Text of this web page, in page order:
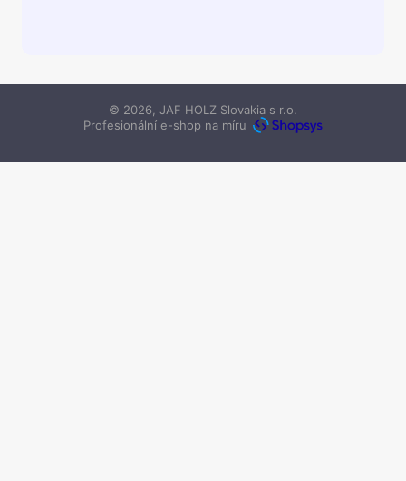
© 2026, JAF HOLZ Slovakia s r.o.
Profesionální e-shop na míru